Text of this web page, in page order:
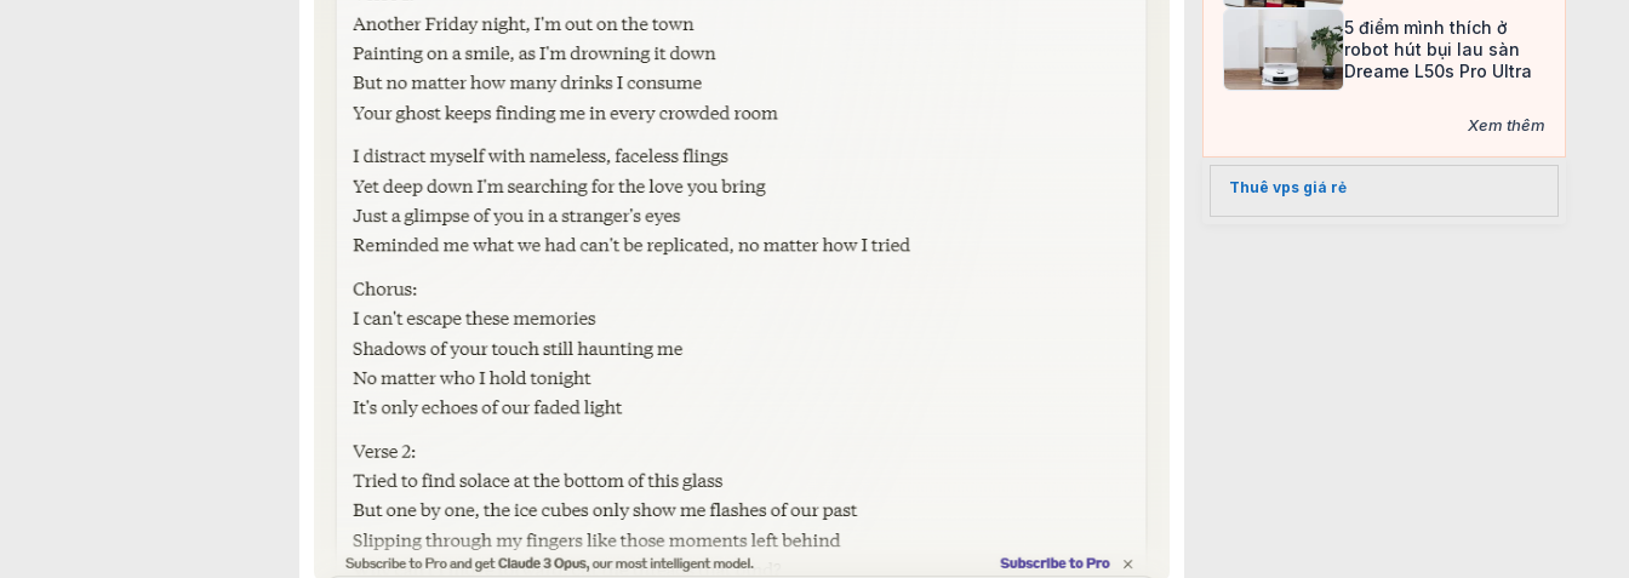
5 điểm mình thích ở
robot hút bụi lau sàn
Dreame L50s Pro Ultra
Xem thêm
Thuê vps giá rẻ